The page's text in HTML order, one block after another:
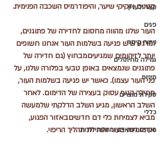
קצר ולעניין
פגים
ניתוח קיסרי
גמילה מחיתולים
מיניות
סקירת מוצרים
כללי
מקרים רפואיים ומחלות ילדות
קטנים וזקיקי שיער, והיפודרמיס השכבה הפנימית.
העור שלנו מהווה מחסום לחדירה של פתוגנים,
ומרגע שיש פגיעה בשלמות העור אנחנו חשופים
יותר לזיהומים שמגיעיםמבחוץ (גם חדירה של
פתוגנים שנמצאים באופן טבעי בפלורה שלנו, על
פני העור עצמו). כאשר יש פגיעה בשלמות העור,
תחילה הגוף עסוק בעצירה של הדימום. לאחר
השלב הראשון, מגיע השלב הדלקתי שלמעשה
מביא לצמיחת כלי דם חדשיםבאזור הפגוע,
אדמומיות בעור ותחילת תהליך הריפוי.